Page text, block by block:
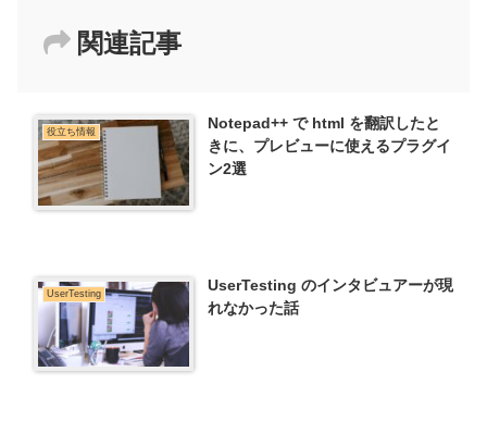
関連記事
役立ち情報
Notepad++ で html を翻訳したと
きに、プレビューに使えるプラグイ
ン2選
UserTesting
UserTesting のインタビュアーが現
れなかった話